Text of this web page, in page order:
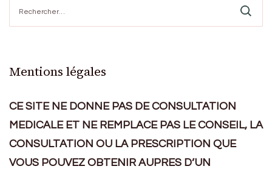
Mentions légales
CE SITE NE DONNE PAS DE CONSULTATION
MEDICALE ET NE REMPLACE PAS LE CONSEIL, LA
CONSULTATION OU LA PRESCRIPTION QUE
VOUS POUVEZ OBTENIR AUPRES D’UN